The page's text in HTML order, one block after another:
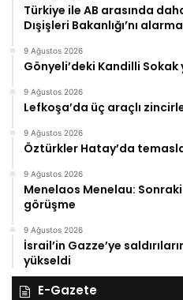
Türkiye ile AB arasında
Dışişleri Bakanlığı’nı
9 Ağustos 2026
Gönyeli’deki Kandilli
9 Ağustos 2026
Lefkoşa’da üç araçlı
9 Ağustos 2026
Öztürkler Hatay’da
9 Ağustos 2026
Menelaos Menelau:
görüşme
9 Ağustos 2026
İsrail’in Gazze’ye
yükseldi
E-Gazete